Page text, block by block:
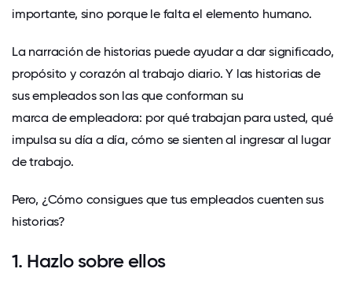
importante, sino porque le falta el elemento humano.
La narración de historias puede ayudar a dar significado,
propósito y corazón al trabajo diario. Y las historias de
sus empleados son las que conforman su
marca de empleadora: por qué trabajan para usted, qué
impulsa su día a día, cómo se sienten al ingresar al lugar
de trabajo.
Pero, ¿Cómo consigues que tus empleados cuenten sus
historias?
1. Hazlo sobre ellos